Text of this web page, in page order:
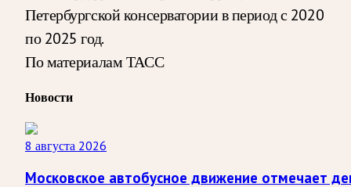
Петербургской консерватории в период с 2020
по 2025 год.
По материалам ТАСС
Новости
8 августа 2026
Московское автобусное движение отмечает